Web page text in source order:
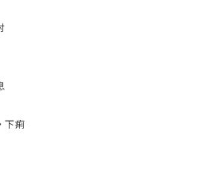
下痢